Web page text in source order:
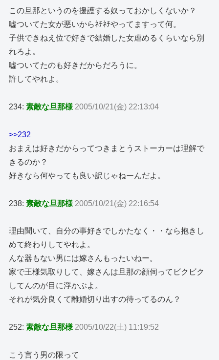
この旦那というのを援護する奴っておかしくないか？
嘘ついてた女が悪いからﾈﾁﾈﾁやってますって何。
子供できねえ位で好きで結婚した女虐めるくらいなら別
れろよ。
嘘ついてたのも好きだからだろうに。
許してやれよ。
234:素敵な旦那様 2005/10/21(金) 22:13:04
>>232
おまえは好きだからってつきまとうストーカーは理解で
きるのか？
好きなら何やっても良い訳じゃねーんだよ。
238:素敵な旦那様 2005/10/21(金) 22:16:54
理由聞いて、自分の事好きでしかたなく・・なら抱きし
めて終わりしてやれよ。
んな器もない男には嫁さんもったいねー。
家で王様気取りして、嫁さんは旦那の顔伺ってビクビク
してんのが目に浮かぶよ。
それが気分良くて離婚切り出すの待ってるのん？
252:素敵な旦那様 2005/10/22(土) 11:19:52
こう言う男の限って